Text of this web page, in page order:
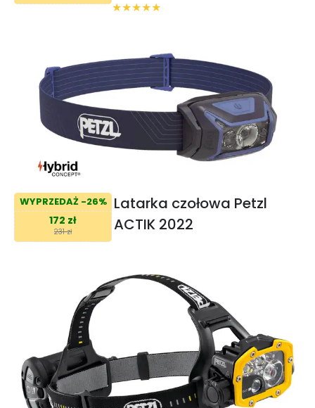
WYPRZEDAŻ -26%
172 zł
231 zł
Latarka czołowa Petzl
ACTIK 2022